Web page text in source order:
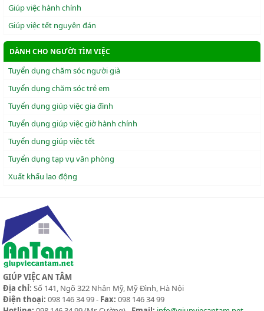
Giúp việc hành chính
Giúp việc tết nguyên đán
DÀNH CHO NGƯỜI TÌM VIỆC
Tuyển dụng chăm sóc người già
Tuyển dụng chăm sóc trẻ em
Tuyển dụng giúp việc gia đình
Tuyển dụng giúp việc giờ hành chính
Tuyển dụng giúp việc tết
Tuyển dụng tạp vụ văn phòng
Xuẩt khẩu lao động
GIÚP VIỆC AN TÂM
Địa chỉ: Số 141, Ngõ 322 Nhân Mỹ, Mỹ Đình, Hà Nội
Điện thoại: 098 146 34 99 - Fax: 098 146 34 99